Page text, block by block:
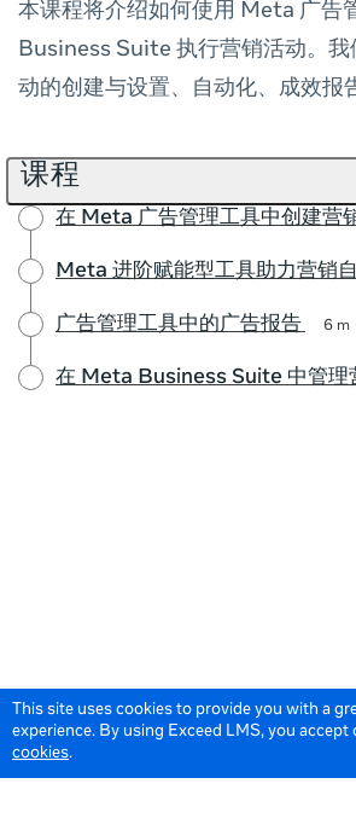
This site uses cookies to provide you with a
experience. By using Exceed LMS, you accept
cookies.
本课程将介绍如何使用 Meta 广告
Business Suite 执行营销活动。我
动的创建与设置、自动化、成效报
课程
在 Meta 广告管理工具中创建营
Meta 进阶赋能型工具助力营销
广告管理工具中的广告报告 6 m
在 Meta Business Suite 中管理